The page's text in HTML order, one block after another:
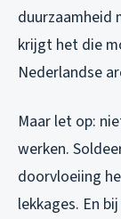
duurzaamheid
krijgt het die
Nederlandse
Maar let op:
werken.
doorvloeiing
lekkages. En